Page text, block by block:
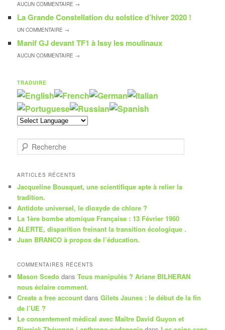
AUCUNCOMMENTAIRE →
La Grande Constellation du solstice d’hiver 2020 !
UNCOMMENTAIRE →
Manif GJ devant TF1 à Issy les moulinaux
AUCUNCOMMENTAIRE →
TRADUIRE
e
h
r
c
h
e
ARTICLES RÉCENTS
Jacqueline Bousquet, une scientifique apte à relier la
tradition.
Antidote universel, le dioxyde de chlore ?
La 1ère bombe atomique Française : 13 Février 1960
ALERTE, disparition freinant la transition écologique .
Juan BRANCO à propos de l’éducation.
COMMENTAIRES RÉCENTS
Mason Scedo dansTous manipulés ? Ariane BILHERAN
nous éclaire comment.
Create a free account dansGilets Jaunes : le début de la fin
de l’UE ?
Le consentement médical avec Maître David Guyon et